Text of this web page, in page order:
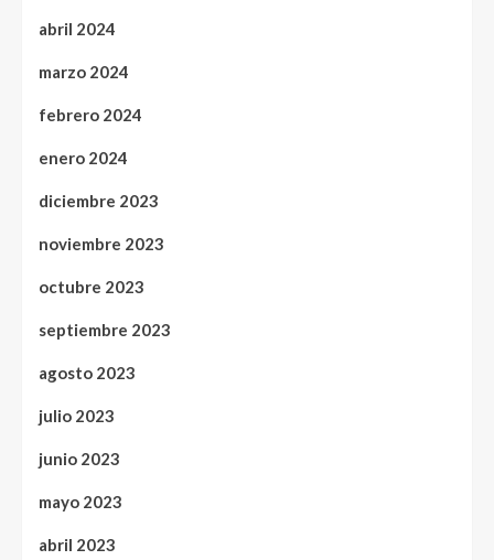
abril 2024
marzo 2024
febrero 2024
enero 2024
diciembre 2023
noviembre 2023
octubre 2023
septiembre 2023
agosto 2023
julio 2023
junio 2023
mayo 2023
abril 2023